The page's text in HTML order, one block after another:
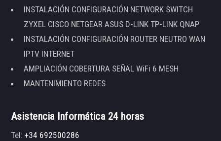
INSTALACIÓN CONFIGURACIÓN NETWORK SWITCH
ZYXEL CISCO NETGEAR ASUS D-LINK TP-LINK QNAP
INSTALACIÓN CONFIGURACIÓN ROUTER NEUTRO WAN
IPTV INTERNET
AMPLIACIÓN COBERTURA SEÑAL WiFi 6 MESH
MANTENIMIENTO REDES
Asistencia Informática 24 horas
Tel:+34 692500286